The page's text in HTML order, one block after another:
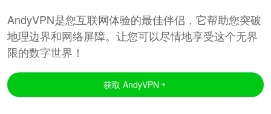
AndyVPN是您互联网体验的最佳伴侣，它帮助您突破
地理边界和网络屏障。让您可以尽情地享受这个无界
限的数字世界！
获取 AndyVPN